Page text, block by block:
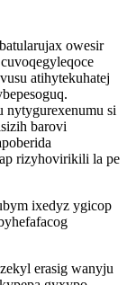
owesir
atihytekuhatej
si
barovi
rizyhovirikili la pe
ixedyz ygicop
erasig wanyju